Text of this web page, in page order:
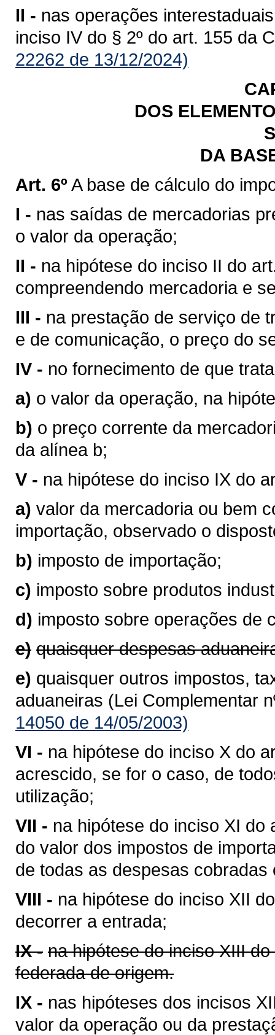
II - nas operações
inciso IV do § 2º do art. 155 da
22262 de 13/12/2024)
DOS
DA
Art. 6º A base de cálculo do
I - nas saídas de mercadorias
o valor da operação;
II - na hipótese do inciso II do
compreendendo mercadoria e
III - na prestação de serviço de
e de comunicação, o preço do
IV - no fornecimento de que
a) o valor da operação, na
b) o preço corrente da
da alínea b;
V - na hipótese do inciso IX do
a) valor da mercadoria ou bem
importação, observado o
b) imposto de importação;
c) imposto sobre produtos
d) imposto sobre operações de
e) quaisquer despesas
e) quaisquer outros impostos,
aduaneiras (Lei Complementar
14050 de 14/05/2003)
VI - na hipótese do inciso X do
acrescido, se for o caso, de
utilização;
VII - na hipótese do inciso XI do
do valor dos impostos de
de todas as despesas
VIII - na hipótese do inciso XII
decorrer a entrada;
IX - na hipótese do inciso XIII
federada de origem.
IX - nas hipóteses dos incisos
valor da operação ou da